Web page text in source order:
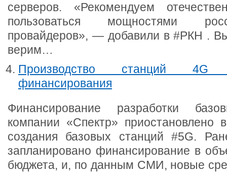
серверов. «Рекомендуем
пользоваться мощностями
провайдеров», — добавили в #РКН .
верим…
Производство станций 4G
финансирования
Финансирование разработки
компании «Спектр» приостановлено
создания базовых станций #5G.
запланировано финансирование в
бюджета, и, по данным СМИ, новые